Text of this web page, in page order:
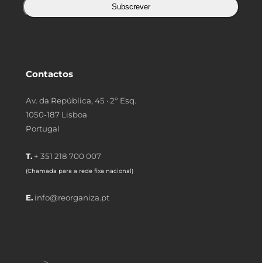
Subscrever
Contactos
Av. da República, 45 · 2º Esq.
1050-187 Lisboa
Portugal
T. + 351 218 700 007
(Chamada para a rede fixa nacional)
E. info@reorganiza.pt